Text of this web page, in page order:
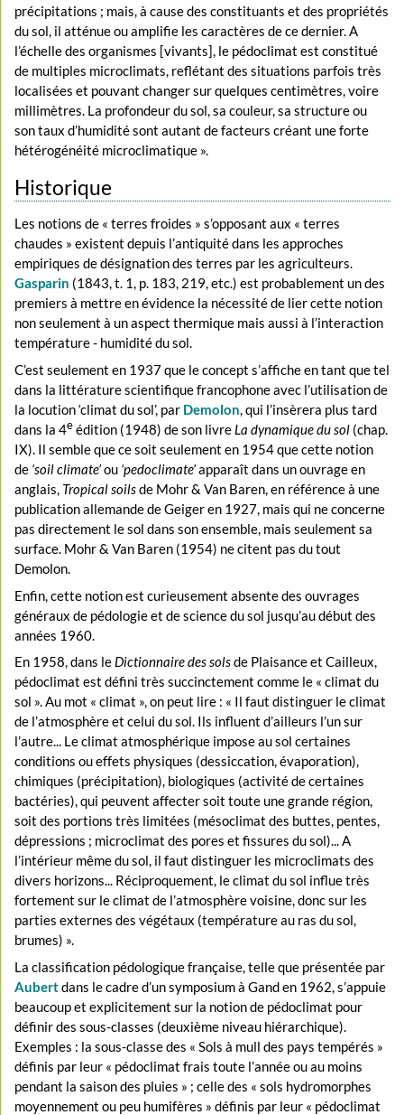
précipitations ; mais, à cause des constituants et des propriétés
du sol, il atténue ou amplifie les caractères de ce dernier. A
l’échelle des organismes [vivants], le pédoclimat est constitué
de multiples microclimats, reflétant des situations parfois très
localisées et pouvant changer sur quelques centimètres, voire
millimètres. La profondeur du sol, sa couleur, sa structure ou
son taux d’humidité sont autant de facteurs créant une forte
hétérogénéité microclimatique ».
Historique
Les notions de « terres froides » s’opposant aux « terres
chaudes » existent depuis l’antiquité dans les approches
empiriques de désignation des terres par les agriculteurs.
Gasparin (1843, t. 1, p. 183, 219, etc.) est probablement un des
premiers à mettre en évidence la nécessité de lier cette notion
non seulement à un aspect thermique mais aussi à l’interaction
température - humidité du sol.
C’est seulement en 1937 que le concept s’affiche en tant que tel
dans la littérature scientifique francophone avec l’utilisation de
la locution ‘climat du sol’, par Demolon, qui l’insèrera plus tard
dans la 4eédition (1948) de son livre La dynamique du sol (chap.
IX). Il semble que ce soit seulement en 1954 que cette notion
de ‘soil climate’ou ‘pedoclimate’apparaît dans un ouvrage en
anglais, Tropical soilsde Mohr & Van Baren, en référence à une
publication allemande de Geiger en 1927, mais qui ne concerne
pas directement le sol dans son ensemble, mais seulement sa
surface. Mohr & Van Baren (1954) ne citent pas du tout
Demolon.
Enfin, cette notion est curieusement absente des ouvrages
généraux de pédologie et de science du sol jusqu’au début des
années 1960.
En 1958, dans le Dictionnaire des solsde Plaisance et Cailleux,
pédoclimat est défini très succinctement comme le « climat du
sol ». Au mot « climat », on peut lire : « Il faut distinguer le climat
de l’atmosphère et celui du sol. Ils influent d’ailleurs l’un sur
l’autre... Le climat atmosphérique impose au sol certaines
conditions ou effets physiques (dessiccation, évaporation),
chimiques (précipitation), biologiques (activité de certaines
bactéries), qui peuvent affecter soit toute une grande région,
soit des portions très limitées (mésoclimat des buttes, pentes,
dépressions ; microclimat des pores et fissures du sol)... A
l’intérieur même du sol, il faut distinguer les microclimats des
divers horizons... Réciproquement, le climat du sol influe très
fortement sur le climat de l’atmosphère voisine, donc sur les
parties externes des végétaux (température au ras du sol,
brumes) ».
La classification pédologique française, telle que présentée par
Aubertdans le cadre d’un symposium à Gand en 1962, s’appuie
beaucoup et explicitement sur la notion de pédoclimat pour
définir des sous-classes (deuxième niveau hiérarchique).
Exemples : la sous-classe des « Sols à mull des pays tempérés »
définis par leur « pédoclimat frais toute l’année ou au moins
pendant la saison des pluies » ; celle des « sols hydromorphes
moyennement ou peu humifères » définis par leur « pédoclimat